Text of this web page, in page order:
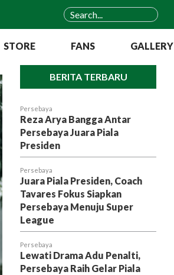
STORE FANS GALLERY
BERITA TERBARU
Persebaya
Reza Arya Bangga Antar
Persebaya Juara Piala
Presiden
Persebaya
Juara Piala Presiden, Coach
Tavares Fokus Siapkan
Persebaya Menuju Super
League
Persebaya
Lewati Drama Adu Penalti,
Persebaya Raih Gelar Piala